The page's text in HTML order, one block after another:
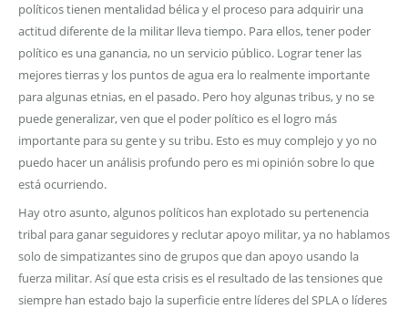
políticos tienen mentalidad bélica y el proceso para adquirir una
actitud diferente de la militar lleva tiempo. Para ellos, tener poder
político es una ganancia, no un servicio público. Lograr tener las
mejores tierras y los puntos de agua era lo realmente importante
para algunas etnias, en el pasado. Pero hoy algunas tribus, y no se
puede generalizar, ven que el poder político es el logro más
importante para su gente y su tribu. Esto es muy complejo y yo no
puedo hacer un análisis profundo pero es mi opinión sobre lo que
está ocurriendo.
Hay otro asunto, algunos políticos han explotado su pertenencia
tribal para ganar seguidores y reclutar apoyo militar, ya no hablamos
solo de simpatizantes sino de grupos que dan apoyo usando la
fuerza militar. Así que esta crisis es el resultado de las tensiones que
siempre han estado bajo la superficie entre líderes del SPLA o líderes